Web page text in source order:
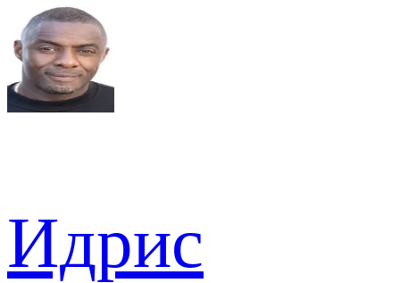
Идрис